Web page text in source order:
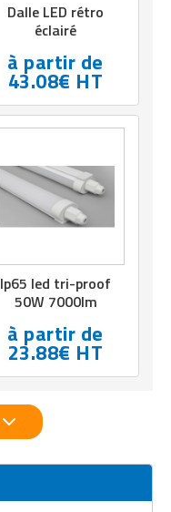
Dalle LED rétro
éclairé
à partir de
43.08€ HT
Ip65 led tri-proof
50W 7000lm
à partir de
23.88€ HT